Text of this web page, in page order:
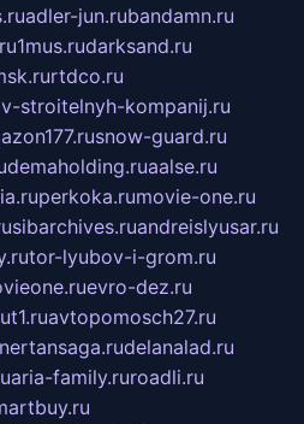
adler-jun.rubandamn.ru
1mus.rudarksand.ru
rtdco.ru
stroitelnyh-kompanij.ru
snow-guard.ru
demaholding.ruaalse.ru
perkoka.rumovie-one.ru
sibarchives.ruandreislyusar.ru
tor-lyubov-i-grom.ru
evro-dez.ru
avtopomosch27.ru
nertansaga.rudelanalad.ru
aria-family.ruroadli.ru